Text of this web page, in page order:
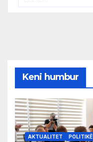
Keni humbur
AKTUALITET POLITIKË